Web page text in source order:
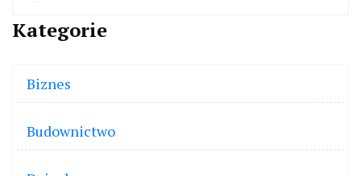
Kategorie
Biznes
Budownictwo